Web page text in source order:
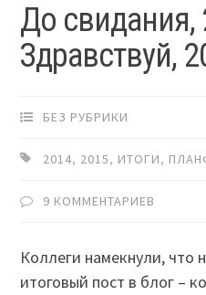
До свидания,
Здравствуй,
БЕЗ РУБРИКИ
2014, 2015, ИТОГИ,
9 КОММЕНТАРИЕВ
Коллеги намекнули, что
итоговый пост в блог –